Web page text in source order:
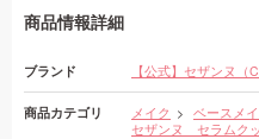
商品情報詳細
ブランド 【公式】セザンヌ（
商品カテゴリ メイク ベースメ
セザンヌ セラムク